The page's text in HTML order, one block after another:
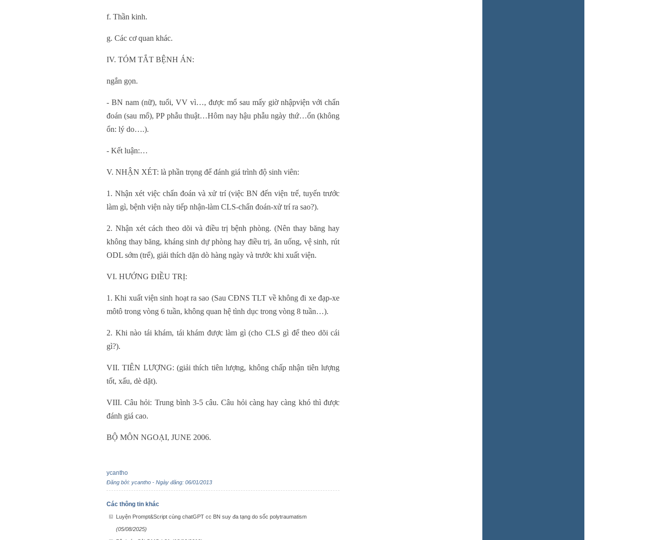
f. Thần kinh.
g. Các cơ quan khác.
IV. TÓM TẮT BỆNH ÁN:
ngắn gọn.
- BN nam (nữ), tuổi, VV vì…, được mổ sau mấy giờ nhậpviện với chẩn
đoán (sau mổ), PP phẫu thuật…Hôm nay hậu phẫu ngày thứ…ổn (không
ổn: lý do….).
- Kết luận:…
V. NHẬN XÉT: là phần trọng để đánh giá trình độ sinh viên:
1. Nhận xét việc chẩn đoán và xử trí (việc BN đến viện trể, tuyến trước
làm gì, bệnh viện này tiếp nhận-làm CLS-chẩn đoán-xử trí ra sao?).
2. Nhận xét cách theo dõi và điều trị bệnh phòng. (Nên thay băng hay
không thay băng, kháng sinh dự phòng hay điều trị, ăn uống, vệ sinh, rút
ODL sớm (trể), giải thích dặn dò hàng ngày và trước khi xuất viện.
VI. HƯỚNG ĐIỀU TRỊ:
1. Khi xuất viện sinh hoạt ra sao (Sau CĐNS TLT về không đi xe đạp-xe
môtô trong vòng 6 tuần, không quan hệ tình dục trong vòng 8 tuần…).
2. Khi nào tái khám, tái khám được làm gì (cho CLS gì để theo dõi cái
gì?).
VII. TIÊN LƯỢNG: (giải thích tiên lượng, không chấp nhận tiên lượng
tốt, xấu, dè dặt).
VIII. Câu hỏi: Trung bình 3-5 câu. Câu hỏi càng hay càng khó thì được
đánh giá cao.
BỘ MÔN NGOẠI, JUNE 2006.
ycantho
Đăng bởi: ycantho - Ngày đăng: 06/01/2013
Các thông tin khác
Luyện Prompt&Script cùng chatGPT cc BN suy đa tạng do sốc polytraumatism
(05/08/2025)